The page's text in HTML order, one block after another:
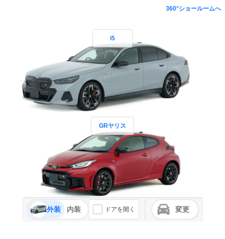
360°ショールームへ
i5
GRヤリス
外装 内装 ドアを開く 変更